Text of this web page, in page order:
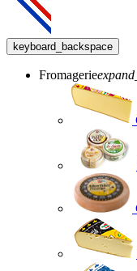
keyboard_backspace
Fromagerie